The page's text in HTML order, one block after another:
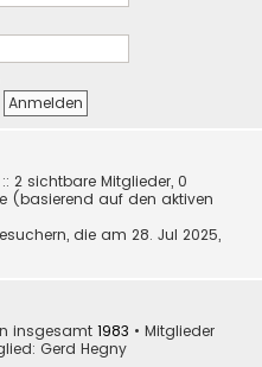
2 sichtbare Mitglieder, 0
(basierend auf den aktiven
die am 28. Jul 2025,
insgesamt 1983 • Mitglieder
Gerd Hegny